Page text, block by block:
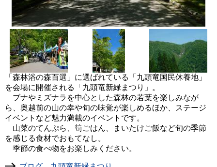
「森林浴の森百選」に選ばれている「九頭竜国民休養地」
を会場に開催される「九頭竜新緑まつり」。
ブナやミズナラを中心とした森林の若葉を楽しみなが
ら、奥越前の山の幸や旬の味覚が楽しめるほか、ステージ
イベントなど魅力満載のイベントです。
山菜のてんぷら、筍ごはん、まいたけご飯など旬の季節
を感じる食材でおもてなし。
季節の食べ物をお楽しみください。